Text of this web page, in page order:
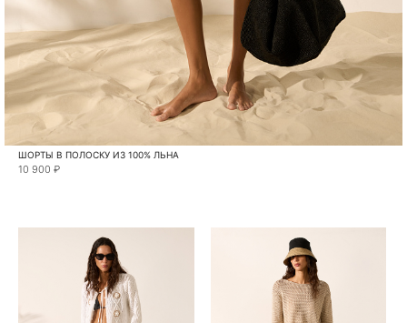
ШОРТЫ В ПОЛОСКУ ИЗ 100% ЛЬНА
10 900 ₽